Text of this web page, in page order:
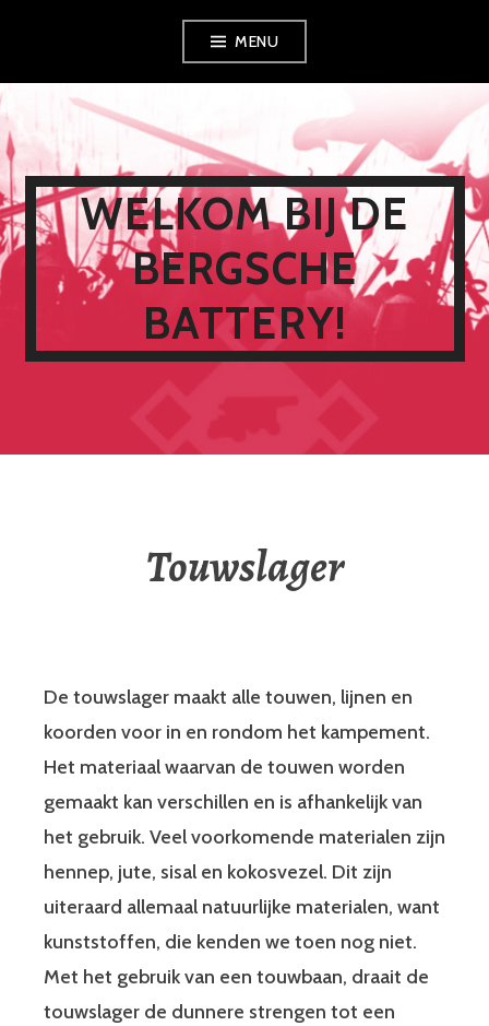
inhoud
MENU
WELKOM BIJ DE
BERGSCHE
BATTERY!
Touwslager
De touwslager maakt alle touwen, lijnen en
koorden voor in en rondom het kampement.
Het materiaal waarvan de touwen worden
gemaakt kan verschillen en is afhankelijk van
het gebruik. Veel voorkomende materialen zijn
hennep, jute, sisal en kokosvezel. Dit zijn
uiteraard allemaal natuurlijke materialen, want
kunststoffen, die kenden we toen nog niet.
Met het gebruik van een touwbaan, draait de
touwslager de dunnere strengen tot een